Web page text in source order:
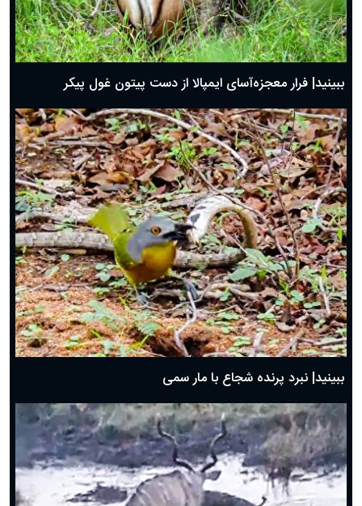
ببینید| فرار معجزه‌آسای ایمپالا از دست پیتون غول پیکر
ببینید| نبرد پرنده شجاع با مار سمی